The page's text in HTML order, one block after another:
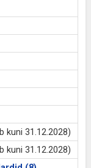
kuni 31.12.2028)
kuni 31.12.2028)